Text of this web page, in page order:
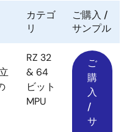
カテゴ
リ
ご購入 /
サンプル
RZ 32
& 64
ビット
MPU
ご
購
入
/
サ